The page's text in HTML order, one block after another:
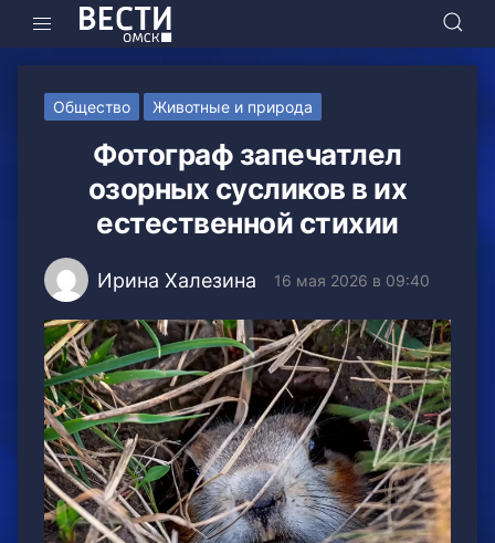
Общество Животные и природа
Фотограф запечатлел
озорных сусликов в их
естественной стихии
Ирина Халезина 16 мая 2026 в 09:40